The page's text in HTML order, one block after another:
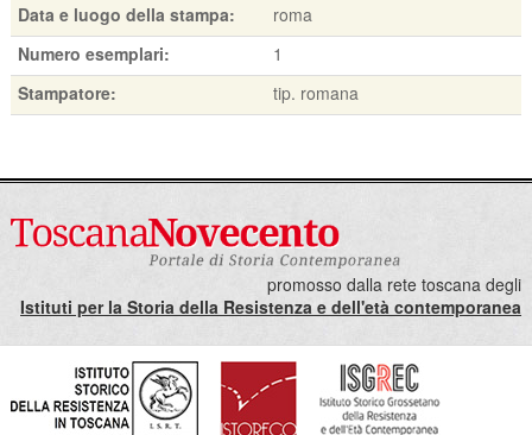
Data e luogo della stampa:
roma
Numero esemplari:
1
Stampatore:
tip. romana
promosso dalla rete toscana degli
Istituti per la Storia della Resistenza e dell'età contemporanea